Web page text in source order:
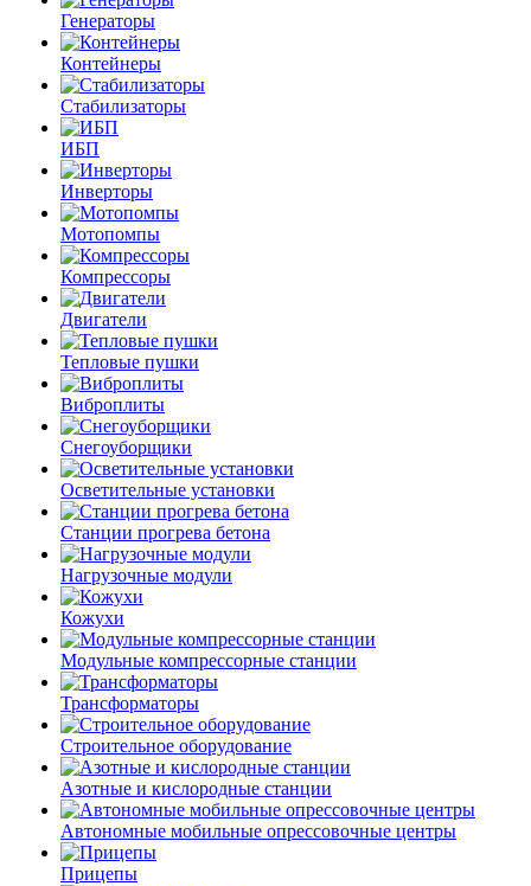
Генераторы
Контейнеры
Стабилизаторы
ИБП
Инверторы
Мотопомпы
Компрессоры
Двигатели
Тепловые пушки
Виброплиты
Снегоуборщики
Осветительные установки
Станции прогрева бетона
Нагрузочные модули
Кожухи
Модульные компрессорные станции
Трансформаторы
Строительное оборудование
Азотные и кислородные станции
Автономные мобильные опрессовочные центры
Прицепы